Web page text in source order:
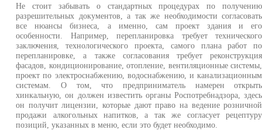
Не стоит забывать о стандартных процедурах по получению
разрешительных документов, а так же необходимости согласовать
все нюансы бизнеса, а именно, сам проект здания и его
особенности. Например, перепланировка требует технического
заключения, технологического проекта, самого плана работ по
перепланировке, а также согласования требует реконструкция
фасадов, кондиционирование, отопление, вентиляционные системы,
проект по электроснабжению, водоснабжению, и канализационным
системам. О том, что предприниматель намерен открыть
хинкальную, он должен известить органы Роспотребнадзора, здесь
он получит лицензии, которые дают право на ведение розничной
продажи алкогольных напитков, а так же согласует рецептуру
позиций, указанных в меню, если это будет необходимо.